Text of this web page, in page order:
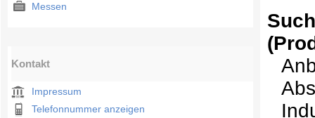
Messen
Kontakt
Impressum
Telefonnummer anzeigen